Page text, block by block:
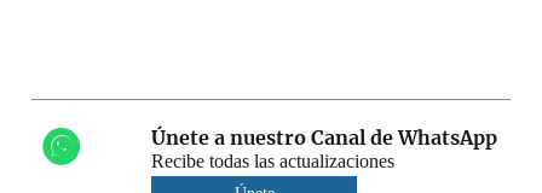
Únete a nuestro Canal de WhatsApp
Recibe todas las actualizaciones